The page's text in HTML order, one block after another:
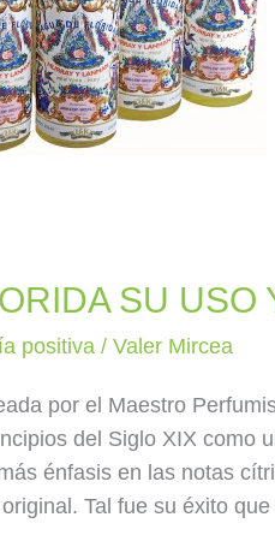
SU USO
positiva /Valer Mircea
por el Maestro
del Siglo XIX como
énfasis en las notas
Tal fue su éxito que